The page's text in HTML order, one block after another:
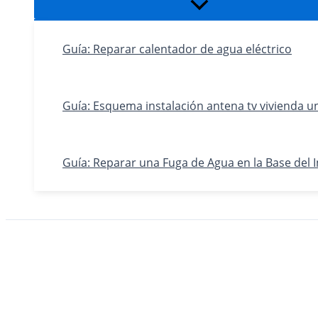
Alternar
Guía: Reparar calentador de agua eléctrico
Guía: Esquema instalación antena tv vivienda
Guía: Reparar una Fuga de Agua en la Base del